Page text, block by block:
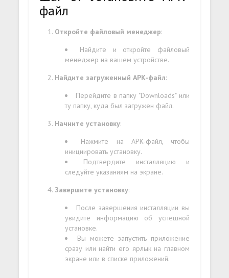
файл
Откройте файловый менеджер:
Найдите и откройте файловый
менеджер на вашем устройстве.
Найдите загруженный APK-файл:
Перейдите в папку "Downloads" или
ту папку, куда был загружен файл.
Начните установку:
Нажмите на APK-файл, чтобы
инициировать установку.
Подтвердите инсталляцию и
следуйте указаниям на экране.
Завершите установку:
После завершения инсталляции вы
увидите информацию об успешной
установке.
Вы можете запустить приложение
сразу или найти его ярлык на главном
экране или в списке приложений.